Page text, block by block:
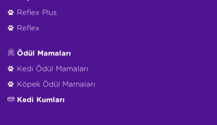
Reflex Plus
Reflex
Ödül Mamaları
Kedi Ödül Mamaları
Köpek Ödül Mamaları
Kedi Kumları